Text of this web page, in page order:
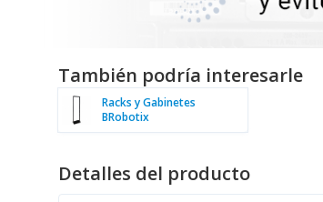
También podría interesarle
Racks y Gabinetes
BRobotix
Detalles del producto